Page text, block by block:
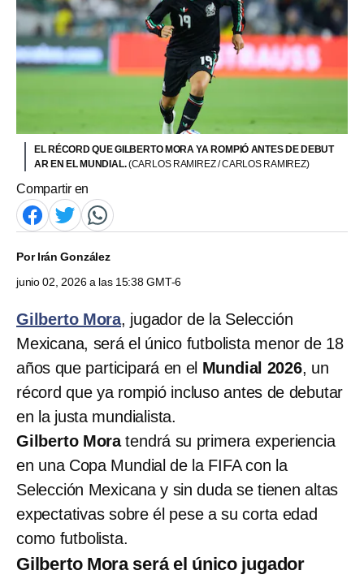
EL RÉCORD QUE GILBERTO MORA YA ROMPIÓ ANTES DE DEBUT
AR EN EL MUNDIAL.(CARLOS RAMIREZ / CARLOS RAMIREZ)
Compartir en
PorIrán González
junio 02, 2026 a las 15:38 GMT-6
Gilberto Mora, jugador de la Selección
Mexicana, será el único futbolista menor de 18
años que participará en el Mundial 2026, un
récord que ya rompió incluso antes de debutar
en la justa mundialista.
Gilberto Moratendrá su primera experiencia
en una Copa Mundial de la FIFA con la
Selección Mexicana y sin duda se tienen altas
expectativas sobre él pese a su corta edad
como futbolista.
Gilberto Mora será el único jugador